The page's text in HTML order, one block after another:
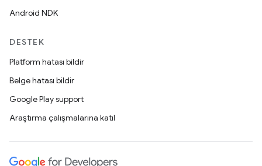
Android NDK
DESTEK
Platform hatası bildir
Belge hatası bildir
Google Play support
Araştırma çalışmalarına katıl